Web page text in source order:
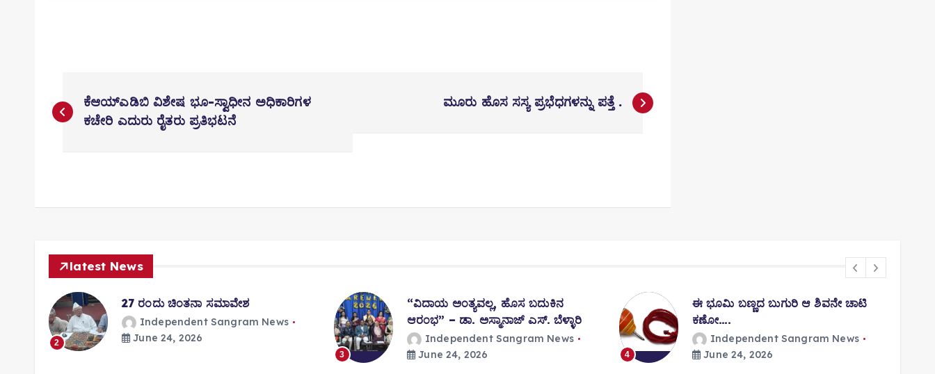
o
s
a
t
o
n
ಕೆಆಯ್‌ಎಡಿಬಿ ವಿಶೇಷ ಭೂ-ಸ್ವಾಧೀನ ಅಧಿಕಾರಿಗಳ
ಕಚೇರಿ ಎದುರು ರೈತರು ಪ್ರತಿಭಟನೆ
ಮೂರು ಹೊಸ ಸಸ್ಯ ಪ್ರಭೆಧಗಳನ್ನು ಪತ್ತೆ .
latest News
2
27 ರಂದು ಚಿಂತನಾ ಸಮಾವೇಶ
Independent Sangram News
June 24, 2026
3
“ವಿದಾಯ ಅಂತ್ಯವಲ್ಲ, ಹೊಸ ಬದುಕಿನ
ಆರಂಭ” – ಡಾ. ಅಸ್ಮಾನಾಜ್ ಎಸ್. ಬೆಳ್ಳಾರಿ
Independent Sangram News
June 24, 2026
4
ಈ ಭೂಮಿ ಬಣ್ಣದ ಬುಗುರಿ ಆ ಶಿವನೇ ಚಾಟಿ
ಕಣೋ….
Independent Sangram News
June 24, 2026